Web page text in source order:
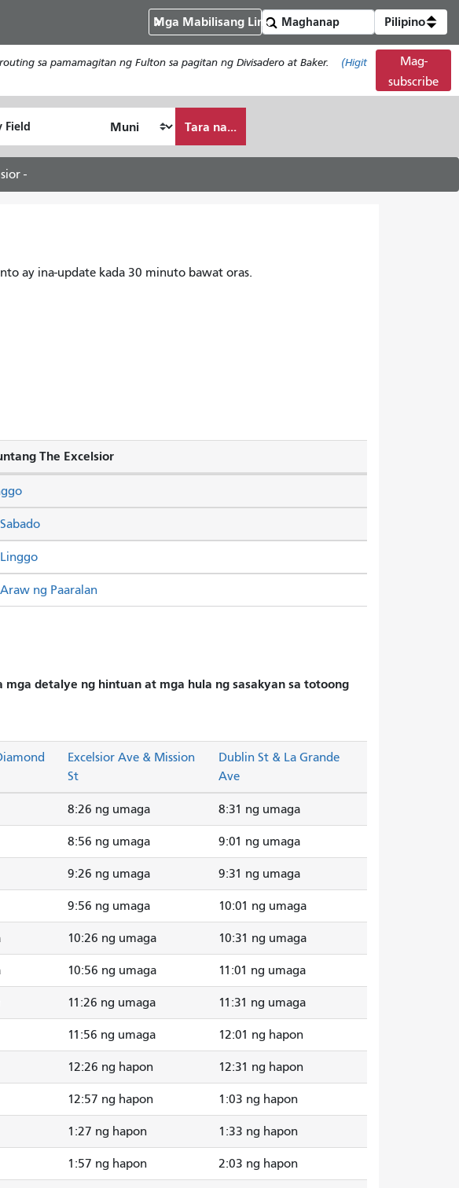
Mga Mabilisang Link Pilipino
sa pamamagitan ng Fulton sa pagitan ng Divisadero at Baker.
(Higit
Mag-
subscribe
ko
gustong
maglakbay
Tara na...
-
ay ina-update kada 30 minuto bawat oras.
The Excelsior
ng Paaralan
detalye ng hintuan at mga hula ng sasakyan sa totoong
Excelsior Ave & Mission
St
Dublin St & La Grande
Ave
8:26 ng umaga 8:31 ng umaga
8:56 ng umaga 9:01 ng umaga
9:26 ng umaga 9:31 ng umaga
9:56 ng umaga 10:01 ng umaga
10:26 ng umaga 10:31 ng umaga
10:56 ng umaga 11:01 ng umaga
11:26 ng umaga 11:31 ng umaga
11:56 ng umaga 12:01 ng hapon
12:26 ng hapon 12:31 ng hapon
12:57 ng hapon 1:03 ng hapon
1:27 ng hapon 1:33 ng hapon
1:57 ng hapon 2:03 ng hapon